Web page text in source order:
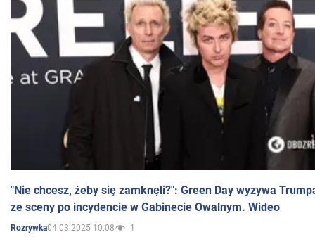
"Nie chcesz, żeby się zamknęli?": Green Day wyzywa
ze sceny po incydencie w Gabinecie Owalnym. Wideo
Rozrywka04.03.2025 10:08 1